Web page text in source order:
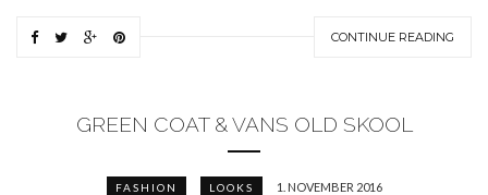
CONTINUE READING
GREEN COAT & VANS OLD SKOOL
FASHION LOOKS 1. NOVEMBER 2016